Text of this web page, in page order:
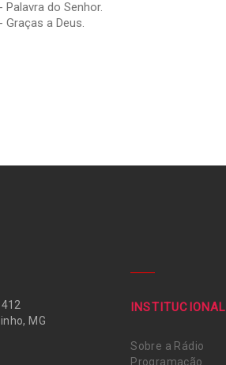
- Palavra do Senhor.
- Graças a Deus.
MG
INSTITUCIONAL
Sobre a Rádio
Programação